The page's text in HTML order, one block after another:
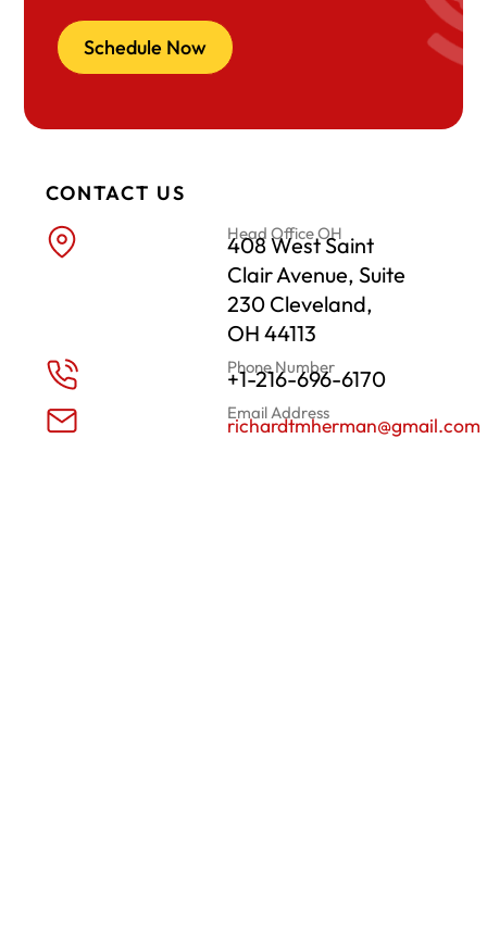
Schedule Now
CONTACT US
Head Office OH
408 West Saint
Clair Avenue, Suite
230 Cleveland,
OH 44113
Phone Number
+1-216-696-6170
Email Address
richardtmherman@gmail.com